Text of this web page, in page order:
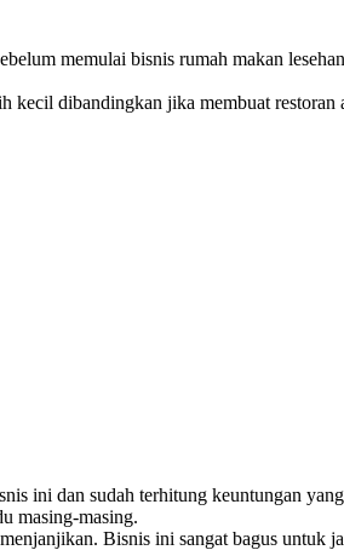
memulai bisnis rumah makan
dibandingkan jika membuat
ini dan sudah terhitung keuntungan
masing-masing.
Bisnis ini sangat bagus